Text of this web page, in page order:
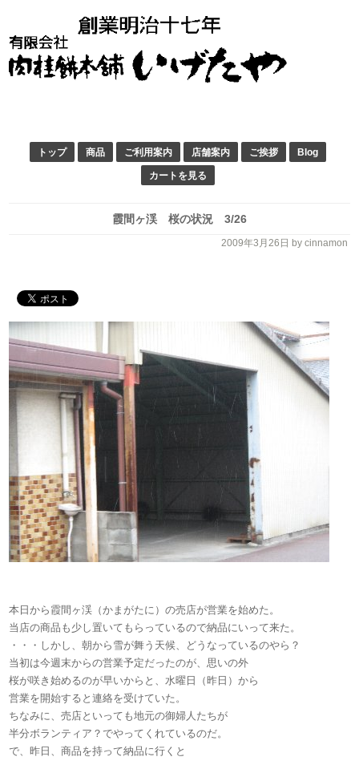
トップ 商品 ご利用案内 店舗案内 ご挨拶 Blog
カートを見る
霞間ヶ渓 桜の状況 3/26
2009年3月26日 by cinnamon
本日から霞間ヶ渓（かまがたに）の売店が営業を始めた。
当店の商品も少し置いてもらっているので納品にいって来た。
・・・しかし、朝から雪が舞う天候、どうなっているのやら？
当初は今週末からの営業予定だったのが、思いの外
桜が咲き始めるのが早いからと、水曜日（昨日）から
営業を開始すると連絡を受けていた。
ちなみに、売店といっても地元の御婦人たちが
半分ボランティア？でやってくれているのだ。
で、昨日、商品を持って納品に行くと